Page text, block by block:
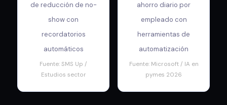
de reducción de no-
show con
recordatorios
automáticos
Fuente: SMS Up /
Estudios sector
ahorro diario por
empleado con
herramientas de
automatización
Fuente: Microsoft / IA en
pymes 2026